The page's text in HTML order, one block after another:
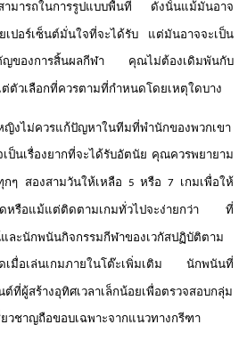
มารถในการรูปแบบพื้นที่ ดังนั้นแม้มันอาจ
เปอร์เซ็นต์มั่นใจที่จะได้รับ
แต่มันอาจจะเป็น
ญของการสิ้นผลกีฬา
คุณไม่ต้องเดิมพันกับ
ตัวเลือกที่ควรตามที่กำหนดโดยเหตุใดบาง
ญิงไม่ควรแก้ปัญหาในทีมที่พำนักของพวกเขา
ป็นเรื่องยากที่จะได้รับอัตนัย คุณควรพยายาม
กๆ สองสามวันให้เหลือ 5หรือ 7 เกมเพื่อให้
หรือแม้แต่ติดตามเกมทั่วไปจะง่ายกว่า ที่
ละนักพนันกิจกรรมกีฬาของเวกัสปฏิบัติตาม
มื่อเล่นเกมภายในโต๊ะเพิ่มเติม
นักพนันที่
ที่ผู้สร้างอุทิศเวลาเล็กน้อยเพื่อตรวจสอบกลุ่ม
วชาญถือขอบเฉพาะจากแนวทางกรีฑา